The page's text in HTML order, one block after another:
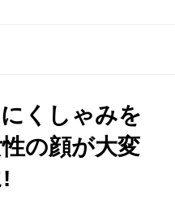
くしゃみを
の顔が大変